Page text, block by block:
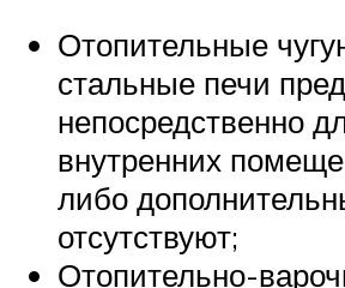
Отопительные
стальные печи
непосредственно
внутренних
либо
отсутствуют;
Отопительно-